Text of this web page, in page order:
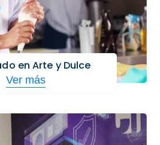
en Arte y Dulce
Ver más